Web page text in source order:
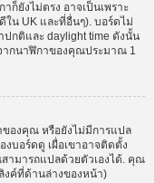
ก็ยังไม่ตรง อาจเป็นเพราะ
ใน UK และที่อื่นๆ). บอร์ดไม่
ปกติและ daylight time ดังนั้น
ากนาฬิกาของคุณประมาณ 1
ของคุณ หรือยังไม่มีการแปล
บอร์ดดู เผื่อเขาอาจติดตั้ง
ามารถแปลด้วยตัวเองได้. คุณ
งค์ที่ด้านล่างของหน้า)